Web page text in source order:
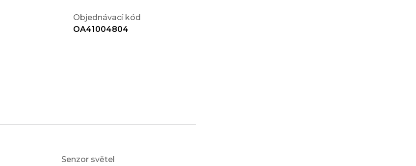
Objednávací kód
OA41004804
Senzor světel